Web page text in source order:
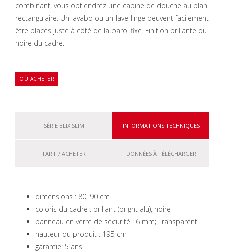
combinant, vous obtiendrez une cabine de douche au plan
rectangulaire. Un lavabo ou un lave-linge peuvent facilement
être placés juste à côté de la paroi fixe. Finition brillante ou
noire du cadre.
OÙ ACHETER
SÉRIE BLIX SLIM INFORMATIONS TECHNIQUES
TARIF / ACHETER DONNÉES À TÉLÉCHARGER
dimensions : 80, 90 cm
coloris du cadre : brillant (bright alu), noire
panneau en verre de sécurité : 6 mm; Transparent
hauteur du produit : 195 cm
garantie: 5 ans